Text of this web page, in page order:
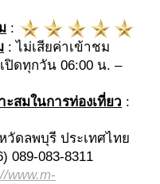
:
: ไม่เสียค่าเข้าชม
ปิดทุกวัน 06:00 น. –
ะสมในการท่องเที่ยว :
วัดลพบุรี ประเทศไทย
089-083-8311
www.m-